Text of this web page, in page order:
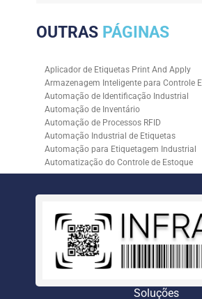
OUTRAS PÁGINAS
Aplicador de Etiquetas Print And Apply
Armazenagem Inteligente para Controle
Automação de Identificação Industrial
Automação de Inventário
Automação de Processos RFID
Automação Industrial de Etiquetas
Automação para Etiquetagem Industrial
Automatização do Controle de Estoque
Controle de Estoque com RFID
Empresa de Automação para Processos
Empresa de Rastreabilidade Industrial
Empresa de Soluções para Etiquetagem
Empresa Especializada em Inventário de
Etiqueta RFID para Controle de Estoque
Inventário de Estoque Automatizado
Soluções